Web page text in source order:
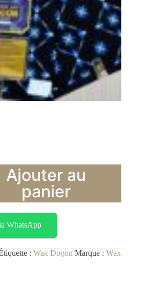
Ajouter au
panier
WhatsApp
: Wax Dogon Marque : Wax